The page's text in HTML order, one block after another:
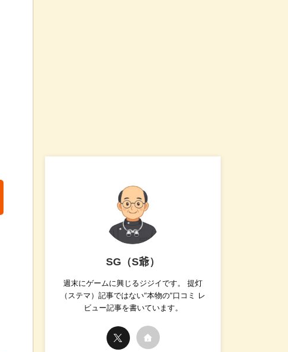
SG（S爺）
週末にゲームに興じるジジイです。 提灯
（ステマ）記事ではない”本物の”口コミ レ
ビュー記事を書いています。